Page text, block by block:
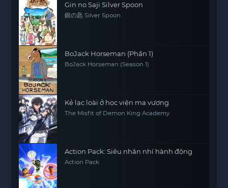
Gin no Saji Silver Spoon
銀の匙 Silver Spoon
BoJack Horseman (Phần 1)
BoJack Horseman (Season 1)
Kẻ lạc loài ở học viện ma vương
The Misfit of Demon King Academy
Action Pack: Siêu nhân nhí hành động
Action Pack